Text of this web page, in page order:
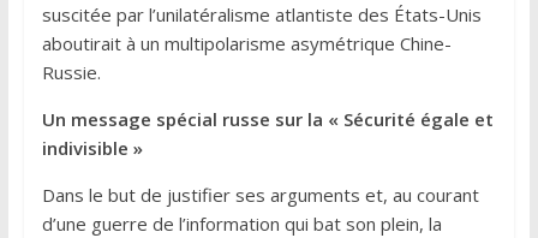
suscitée par l’unilatéralisme atlantiste des États-Unis
aboutirait à un multipolarisme asymétrique Chine-
Russie.
Un message spécial russe sur la « Sécurité égale et
indivisible »
Dans le but de justifier ses arguments et, au courant
d’une guerre de l’information qui bat son plein, la